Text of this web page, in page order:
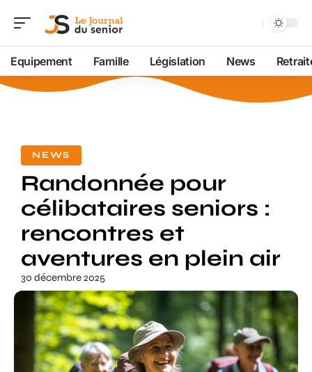
Equipement Famille Législation News
NEWS
Randonnée pour
célibataires seniors :
rencontres et
aventures en plein air
30 décembre 2025